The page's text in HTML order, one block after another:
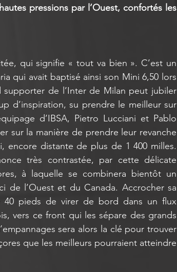
pressions par l’Ouest, confortés les
qui signifie « tout va bien ». C’est un
qui avait baptisé ainsi son Mini 6,50 lors
supporter de l’Inter de Milan peut jubiler
d’inspiration, su prendre le meilleur sur
d’IBSA, Pietro Lucciani et Pablo
sur la manière de prendre leur revanche
encore distante de plus de 1 400 milles.
très contrastée, par cette délicate
à laquelle se combinera bientôt un
de l’Ouest et du Canada. Accrocher sa
40 pieds de virer de bord dans un flux
vers ce front qui les sépare des grands
sera alors la clé pour trouver
que les meilleurs pourraient atteindre